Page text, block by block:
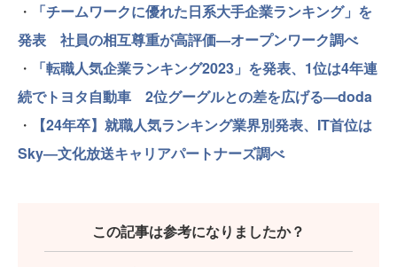
・
「チームワークに優れた日系大手企業ランキング」を
発表 社員の相互尊重が高評価—オープンワーク調べ
・
「転職人気企業ランキング2023」を発表、1位は4年連
続でトヨタ自動車 2位グーグルとの差を広げる—doda
・
【24年卒】就職人気ランキング業界別発表、IT首位は
Sky―文化放送キャリアパートナーズ調べ
この記事は参考になりましたか？